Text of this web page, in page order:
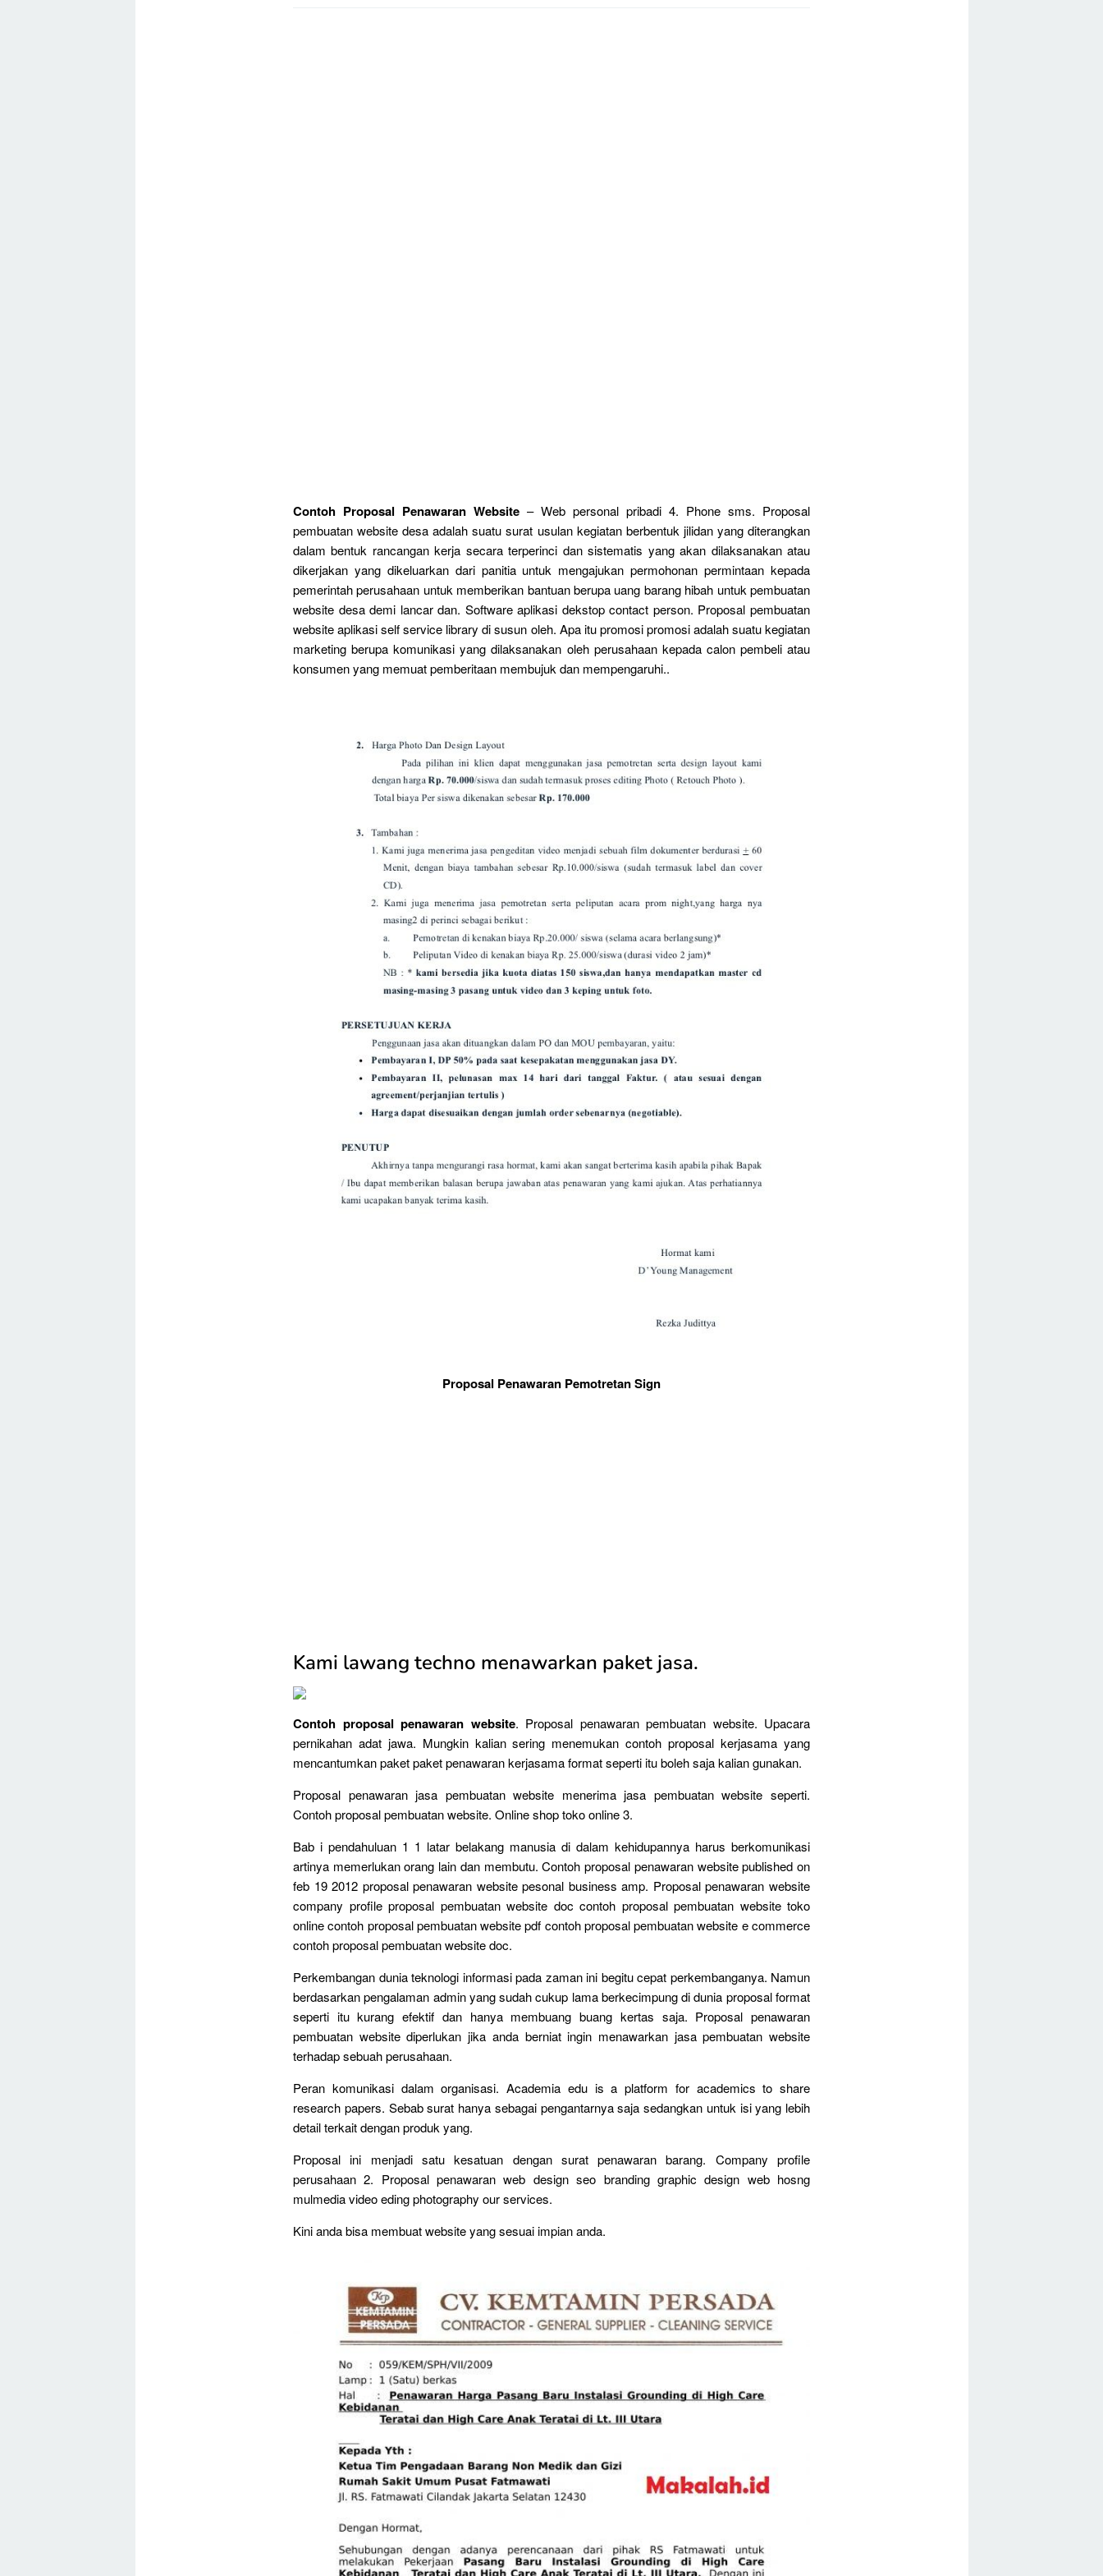
Contoh Proposal Penawaran Website – Web personal pribadi 4. Phone sms. Proposal
pembuatan website desa adalah suatu surat usulan kegiatan berbentuk jilidan yang diterangkan
dalam bentuk rancangan kerja secara terperinci dan sistematis yang akan dilaksanakan atau
dikerjakan yang dikeluarkan dari panitia untuk mengajukan permohonan permintaan kepada
pemerintah perusahaan untuk memberikan bantuan berupa uang barang hibah untuk pembuatan
website desa demi lancar dan. Software aplikasi dekstop contact person. Proposal pembuatan
website aplikasi self service library di susun oleh. Apa itu promosi promosi adalah suatu kegiatan
marketing berupa komunikasi yang dilaksanakan oleh perusahaan kepada calon pembeli atau
konsumen yang memuat pemberitaan membujuk dan mempengaruhi..
Proposal Penawaran Pemotretan Sign
Kami lawang techno menawarkan paket jasa.
Contoh proposal penawaran website. Proposal penawaran pembuatan website. Upacara
pernikahan adat jawa. Mungkin kalian sering menemukan contoh proposal kerjasama yang
mencantumkan paket paket penawaran kerjasama format seperti itu boleh saja kalian gunakan.
Proposal penawaran jasa pembuatan website menerima jasa pembuatan website seperti.
Contoh proposal pembuatan website. Online shop toko online 3.
Bab i pendahuluan 1 1 latar belakang manusia di dalam kehidupannya harus berkomunikasi
artinya memerlukan orang lain dan membutu. Contoh proposal penawaran website published on
feb 19 2012 proposal penawaran website pesonal business amp. Proposal penawaran website
company profile proposal pembuatan website doc contoh proposal pembuatan website toko
online contoh proposal pembuatan website pdf contoh proposal pembuatan website e commerce
contoh proposal pembuatan website doc.
Perkembangan dunia teknologi informasi pada zaman ini begitu cepat perkembanganya. Namun
berdasarkan pengalaman admin yang sudah cukup lama berkecimpung di dunia proposal format
seperti itu kurang efektif dan hanya membuang buang kertas saja. Proposal penawaran
pembuatan website diperlukan jika anda berniat ingin menawarkan jasa pembuatan website
terhadap sebuah perusahaan.
Peran komunikasi dalam organisasi. Academia edu is a platform for academics to share
research papers. Sebab surat hanya sebagai pengantarnya saja sedangkan untuk isi yang lebih
detail terkait dengan produk yang.
Proposal ini menjadi satu kesatuan dengan surat penawaran barang. Company profile
perusahaan 2. Proposal penawaran web design seo branding graphic design web hosng
mulmedia video eding photography our services.
Kini anda bisa membuat website yang sesuai impian anda.